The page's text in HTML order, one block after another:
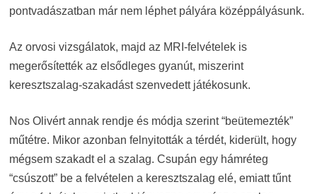
pontvadászatban már nem léphet pályára középpályásunk.
Az orvosi vizsgálatok, majd az MRI-felvételek is
megerősítették az elsődleges gyanút, miszerint
keresztszalag-szakadást szenvedett játékosunk.
Nos Olivért annak rendje és módja szerint “beütemezték”
műtétre. Mikor azonban felnyitották a térdét, kiderült, hogy
mégsem szakadt el a szalag. Csupán egy hámréteg
“csúszott” be a felvételen a keresztszalag elé, emiatt tűnt